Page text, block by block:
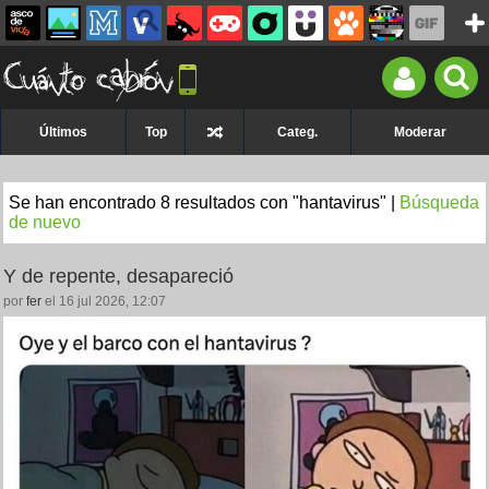
Últimos Top Categ. Moderar
Se han encontrado 8 resultados con "hantavirus" |
Búsqueda
de nuevo
Y de repente, desapareció
por fer el 16 jul 2026, 12:07